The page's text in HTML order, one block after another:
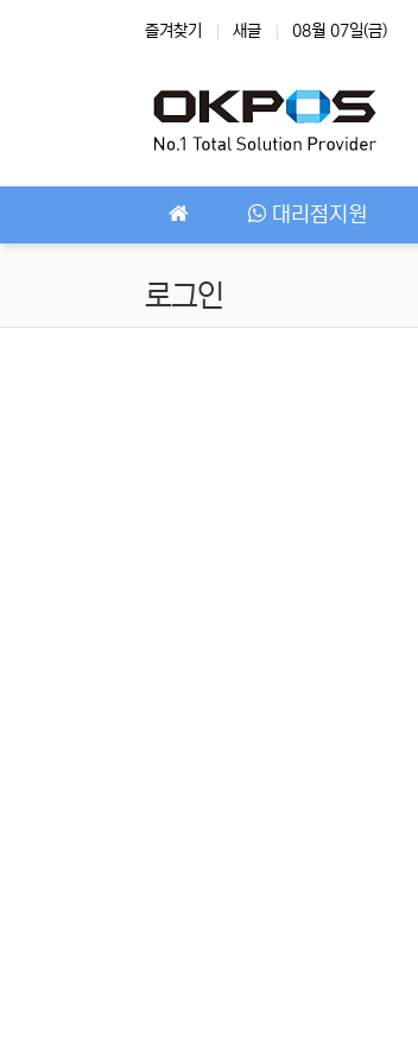
즐겨찾기 새글 08월 07일(금)
대리점지원
로그인